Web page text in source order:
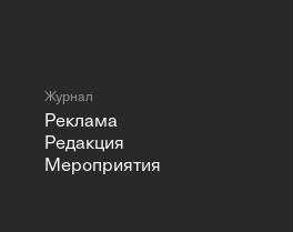
Журнал
Реклама
Редакция
Мероприятия